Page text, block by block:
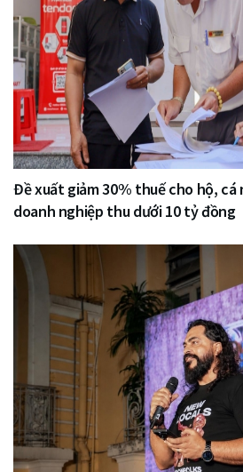
Đề xuất giảm 30% thuế cho hộ, cá
doanh nghiệp thu dưới 10 tỷ đồng